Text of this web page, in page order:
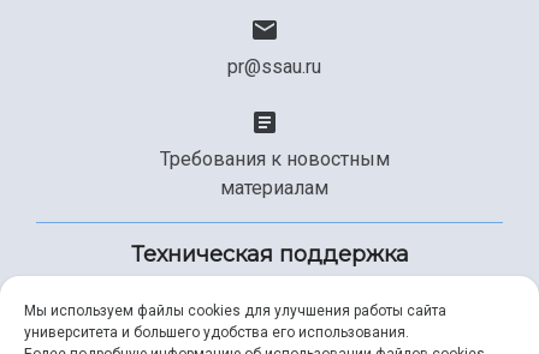
pr@ssau.ru
Требования к новостным
материалам
Техническая поддержка
+7 (846) 267-49-99
Мы используем файлы cookies для улучшения работы сайта
университета и большего удобства его использования.